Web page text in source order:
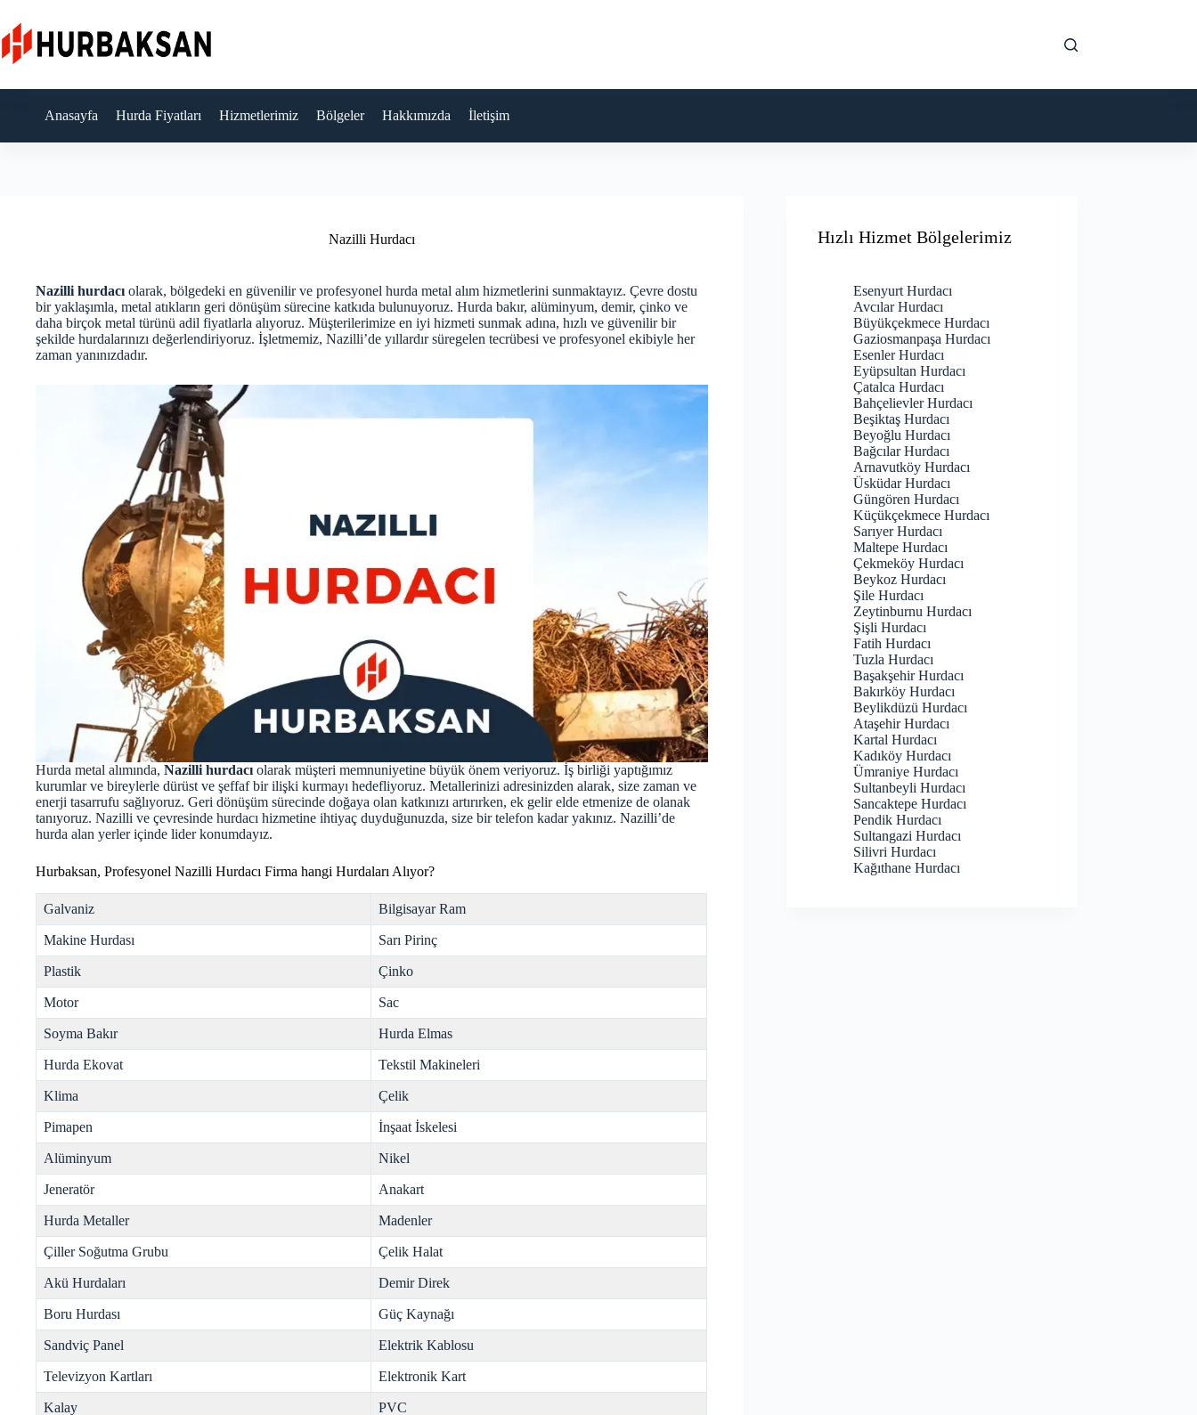
content
Anasayfa Hurda Fiyatları Hizmetlerimiz Bölgeler Hakkımızda İletişim
Nazilli Hurdacı
Nazilli hurdacı olarak, bölgedeki en güvenilir ve profesyonel hurda metal alım hizmetlerini sunmaktayız. Çevre dostu
bir yaklaşımla, metal atıkların geri dönüşüm sürecine katkıda bulunuyoruz. Hurda bakır, alüminyum, demir, çinko ve
daha birçok metal türünü adil fiyatlarla alıyoruz. Müşterilerimize en iyi hizmeti sunmak adına, hızlı ve güvenilir bir
şekilde hurdalarınızı değerlendiriyoruz. İşletmemiz, Nazilli’de yıllardır süregelen tecrübesi ve profesyonel ekibiyle her
zaman yanınızdadır.
Hurda metal alımında, Nazilli hurdacıolarak müşteri memnuniyetine büyük önem veriyoruz. İş birliği yaptığımız
kurumlar ve bireylerle dürüst ve şeffaf bir ilişki kurmayı hedefliyoruz. Metallerinizi adresinizden alarak, size zaman ve
enerji tasarrufu sağlıyoruz. Geri dönüşüm sürecinde doğaya olan katkınızı artırırken, ek gelir elde etmenize de olanak
tanıyoruz. Nazilli ve çevresinde hurdacı hizmetine ihtiyaç duyduğunuzda, size bir telefon kadar yakınız. Nazilli’de
hurda alan yerler içinde lider konumdayız.
Hurbaksan, Profesyonel Nazilli Hurdacı Firma hangi Hurdaları Alıyor?
Galvaniz Bilgisayar Ram
Makine Hurdası Sarı Pirinç
Plastik Çinko
Motor Sac
Soyma Bakır Hurda Elmas
Hurda Ekovat Tekstil Makineleri
Klima Çelik
Pimapen İnşaat İskelesi
Alüminyum Nikel
Jeneratör Anakart
Hurda Metaller Madenler
Çiller Soğutma Grubu Çelik Halat
Akü Hurdaları Demir Direk
Boru Hurdası Güç Kaynağı
Sandviç Panel Elektrik Kablosu
Televizyon Kartları Elektronik Kart
Kalay PVC
Hızlı Hizmet Bölgelerimiz
Esenyurt Hurdacı
Avcılar Hurdacı
Büyükçekmece Hurdacı
Gaziosmanpaşa Hurdacı
Esenler Hurdacı
Eyüpsultan Hurdacı
Çatalca Hurdacı
Bahçelievler Hurdacı
Beşiktaş Hurdacı
Beyoğlu Hurdacı
Bağcılar Hurdacı
Arnavutköy Hurdacı
Üsküdar Hurdacı
Güngören Hurdacı
Küçükçekmece Hurdacı
Sarıyer Hurdacı
Maltepe Hurdacı
Çekmeköy Hurdacı
Beykoz Hurdacı
Şile Hurdacı
Zeytinburnu Hurdacı
Şişli Hurdacı
Fatih Hurdacı
Tuzla Hurdacı
Başakşehir Hurdacı
Bakırköy Hurdacı
Beylikdüzü Hurdacı
Ataşehir Hurdacı
Kartal Hurdacı
Kadıköy Hurdacı
Ümraniye Hurdacı
Sultanbeyli Hurdacı
Sancaktepe Hurdacı
Pendik Hurdacı
Sultangazi Hurdacı
Silivri Hurdacı
Kağıthane Hurdacı